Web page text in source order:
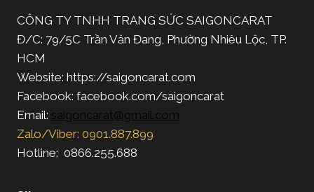
CÔNG TY TNHH TRANG SỨC SAIGONCARAT
Đ/C: 79/5C Trần Văn Đang, Phường Nhiêu Lộc, TP.
HCM
Website: https://saigoncarat.com
Facebook: facebook.com/saigoncarat
Email: saigoncarat@gmail.com
Zalo/Viber: 0901.887.899
Hotline: 0866.255.688